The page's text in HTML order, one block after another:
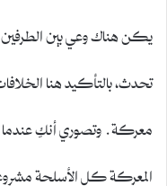
يكن هناك وعي بين
تحدث، بالتأكيد هنا
معركة. وتصوري أنكِ عندما
المعركة كل الأسلحة